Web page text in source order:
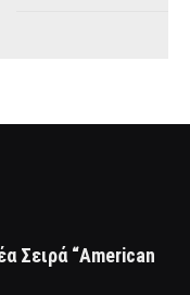
Σειρά “American